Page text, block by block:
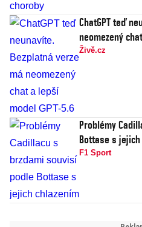
ChatGPT teď
neomezený
Živě.cz
Problémy
Bottase s
F1 Sport